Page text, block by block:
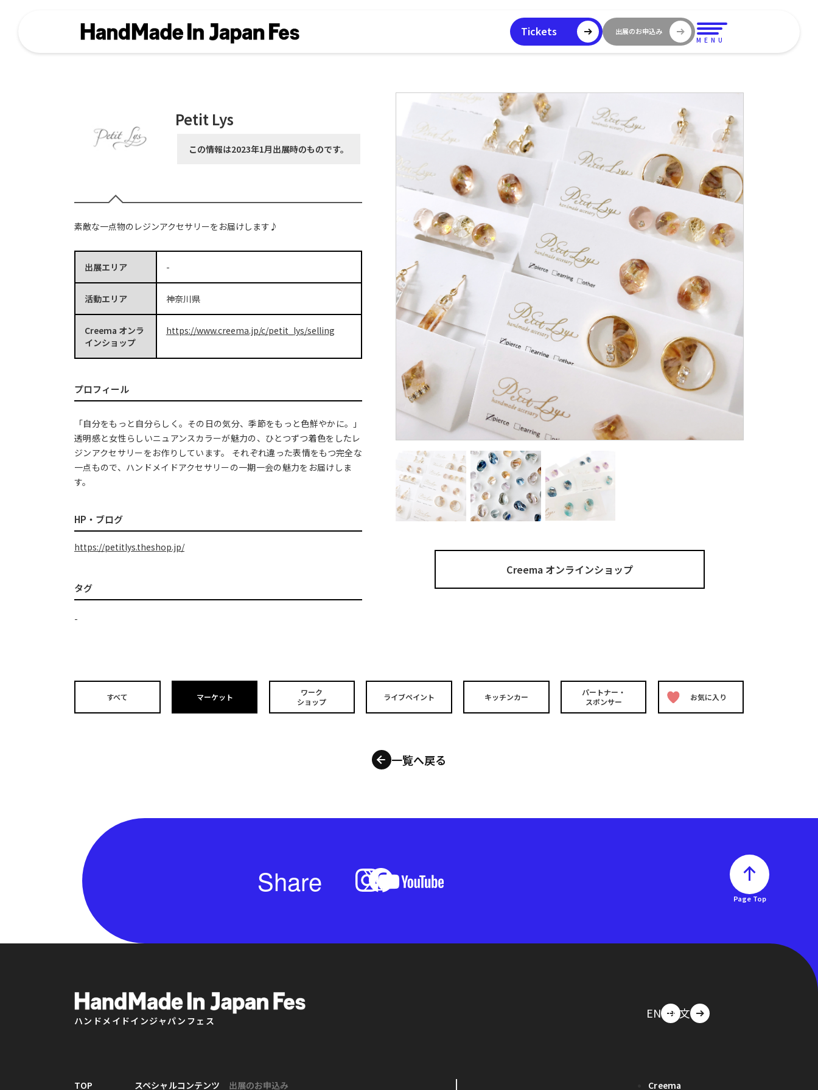
Tickets 出展のお申込み
MENU
Petit Lys
この情報は2023年1月出展時のものです。
素敵な一点物のレジンアクセサリーをお届けします♪
出展エリア -
活動エリア 神奈川県
Creema オンラ
インショップ
https://www.creema.jp/c/petit_lys/selling
プロフィール
「自分をもっと自分らしく。その日の気分、季節をもっと色鮮やかに。」
透明感と女性らしいニュアンスカラーが魅力の、ひとつずつ着色をしたレ
ジンアクセサリーをお作りしています。 それぞれ違った表情をもつ完全な
一点もので、ハンドメイドアクセサリーの一期一会の魅力をお届けしま
す。
HP・ブログ
https://petitlys.theshop.jp/
タグ
-
Creema オンラインショップ
すべて マーケット
ワーク
ショップ
ライブペイント キッチンカー
パートナー・
スポンサー
お気に入り
一覧へ戻る
Share
Page Top
ハンドメイドインジャパンフェス
EN 中文
TOP スペシャルコンテンツ 出展のお申込み Creema